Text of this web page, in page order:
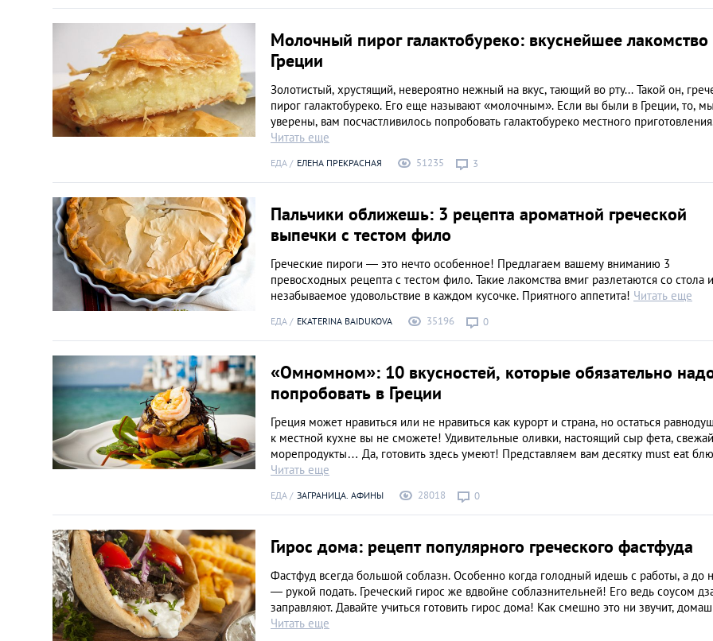
Париж
Паттайя
Пхукет
Молочный пирог галактобуреко: вкуснейшее лакомство
Греции
Золотистый, хрустящий, невероятно нежный на вкус, тающий во рту... Такой он,
пирог галактобуреко. Его еще называют «молочным». Если вы были в Греции, то, мы
уверены, вам посчастливилось попробовать галактобуреко местного
Читать еще
ЕДА ЕЛЕНА ПРЕКРАСНАЯ 51235 3
Пальчики оближешь: 3 рецепта ароматной греческой
выпечки с тестом фило
Греческие пироги — это нечто особенное! Предлагаем вашему вниманию 3
превосходных рецепта с тестом фило. Такие лакомства вмиг разлетаются со стола
незабываемое удовольствие в каждом кусочке. Приятного аппетита! Читать еще
ЕДА EKATERINA BAIDUKOVA 35196 0
«Омномном»: 10 вкусностей, которые обязательно
попробовать в Греции
Греция может нравиться или не нравиться как курорт и страна, но остаться
к местной кухне вы не сможете! Удивительные оливки, настоящий сыр фета,
морепродукты… Да, готовить здесь умеют! Представляем вам десятку must eat
Читать еще
ЕДА ЗАГРАНИЦА. АФИНЫ 28018 0
Гирос дома: рецепт популярного греческого фастфуда
Фастфуд всегда большой соблазн. Особенно когда голодный идешь с работы, а до
― рукой подать. Греческий гирос же вдвойне соблазнительней! Его ведь соусом
заправляют. Давайте учиться готовить гирос дома! Как смешно это ни звучит,
Читать еще